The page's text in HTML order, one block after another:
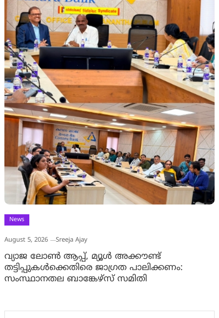
News
August 5, 2026 Sreeja Ajay
വ്യാജ ലോൺ ആപ്പ്, മ്യൂൾ അക്കൗണ്ട്
തട്ടിപ്പുകൾക്കെതിരെ ജാ​ഗ്രത പാലിക്കണം:
സംസ്ഥാനതല ബാങ്കേഴ്സ് സമിതി